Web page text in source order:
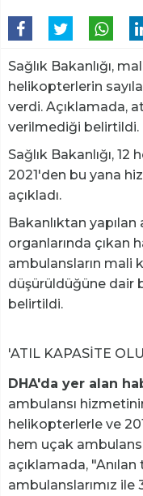
Sağlık Bakanlığı,
helikopterlerin
verdi. Açıklamada,
verilmediği belirtildi.
Sağlık Bakanlığı,
2021'den bu yana
açıkladı.
Bakanlıktan yapılan
organlarında çıkan
ambulansların mali
düşürüldüğüne dair
belirtildi.
'ATIL KAPASİTE
DHA'da yer alan
ambulansı
helikopterlerle ve
hem uçak
açıklamada,
ambulanslarımız